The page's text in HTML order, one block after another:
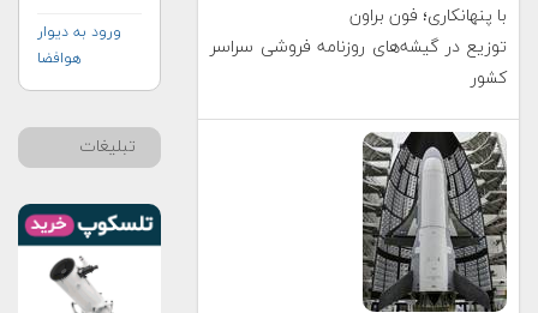
با پنهانکاری؛ فون براون
توزیع در گیشه‌های روزنامه فروشی سراسر
کشور
ورود به دیوار
هوافضا
تبلیغات